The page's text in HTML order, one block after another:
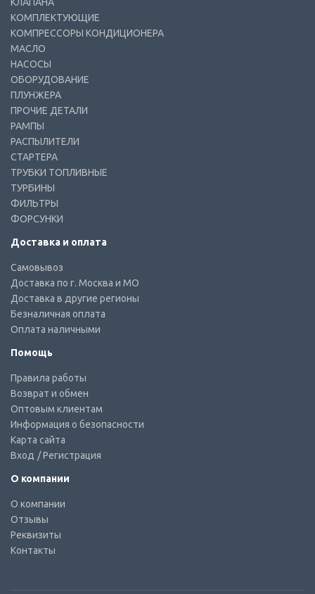
КОМПЛЕКТУЮЩИЕ
КОМПРЕССОРЫ КОНДИЦИОНЕРА
МАСЛО
НАСОСЫ
ОБОРУДОВАНИЕ
ПЛУНЖЕРА
ПРОЧИЕ ДЕТАЛИ
РАМПЫ
РАСПЫЛИТЕЛИ
СТАРТЕРА
ТРУБКИ ТОПЛИВНЫЕ
ТУРБИНЫ
ФИЛЬТРЫ
ФОРСУНКИ
Доставка и оплата
Самовывоз
Доставка по г. Москва и МО
Доставка в другие регионы
Безналичная оплата
Оплата наличными
Помощь
Правила работы
Возврат и обмен
Оптовым клиентам
Информация о безопасности
Карта сайта
Вход / Регистрация
О компании
О компании
Отзывы
Реквизиты
Контакты